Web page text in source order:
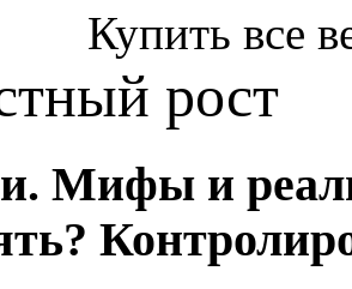
Купить все
рост
Мифы и